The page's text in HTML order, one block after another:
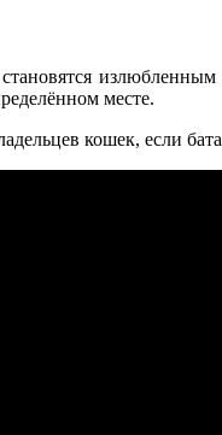
месте.
кошек, если